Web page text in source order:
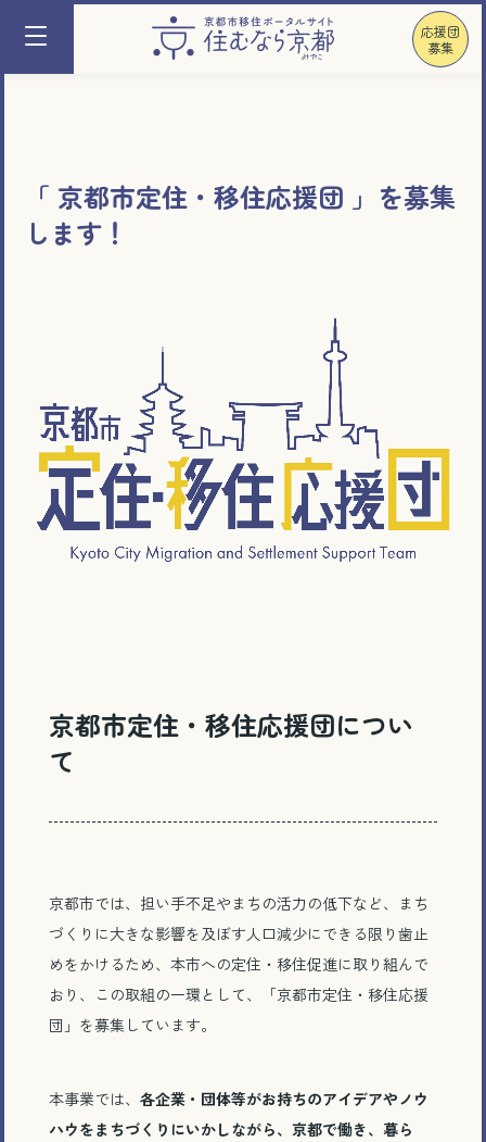
応援団
募集
「 京都市定住・移住応援団 」を募集
します！
京都市定住・移住応援団につい
て
京都市では、担い手不足やまちの活力の低下など、まち
づくりに大きな影響を及ぼす人口減少にできる限り歯止
めをかけるため、本市への定住・移住促進に取り組んで
おり、この取組の一環として、「京都市定住・移住応援
団」を募集しています。
本事業では、 各企業・団体等がお持ちのアイデアやノウ
ハウをまちづくりにいかしながら、京都で働き、暮ら